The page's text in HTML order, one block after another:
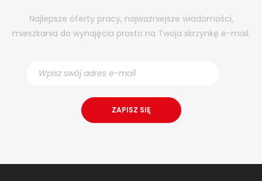
Najlepsze oferty pracy, najważniejsze wiadomości,
mieszkania do wynajęcia prosto na Twoja skrzynkę e-mail.